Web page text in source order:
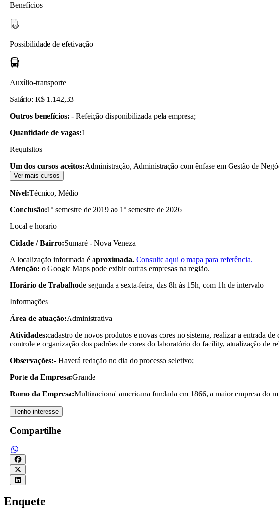
Benefícios
Possibilidade de efetivação
Auxílio-transporte
Salário: R$ 1.142,33
Outros benefícios: - Refeição disponibilizada pela empresa;
Quantidade de vagas:1
Requisitos
Um dos cursos aceitos:Administração, Administração com ênfase em Gestão de
Ver mais cursos
Nível:Técnico, Médio
Conclusão:1º semestre de 2019 ao 1º semestre de 2026
Local e horário
Cidade / Bairro:Sumaré - Nova Veneza
A localização informada é aproximada. Consulte aqui o mapa para referência.
Atenção: o Google Maps pode exibir outras empresas na região.
Horário de Trabalhode segunda a sexta-feira, das 8h às 15h, com 1h de intervalo
Informações
Área de atuação:Administrativa
Atividades:cadastro de novos produtos e novas cores no sistema, realizar a entrada
controle e organização dos padrões de cores do laboratório do facility, atualização de
Observações:- Haverá redação no dia do processo seletivo;
Porte da Empresa:Grande
Ramo da Empresa:Multinacional americana fundada em 1866, a maior empresa do
Tenho interesse
Compartilhe
Enquete